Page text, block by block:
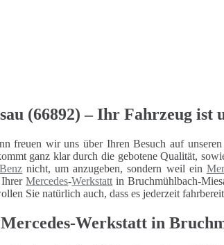
(66892) – Ihr Fahrzeug ist
freuen wir uns über Ihren Besuch auf unseren
ganz klar durch die gebotene Qualität,
nicht, um anzugeben, sondern weil ein
IhrerMercedes-Werkstatt in Bruchmühlbach-
Sie natürlich auch, dass es jederzeit
Werkstatt in